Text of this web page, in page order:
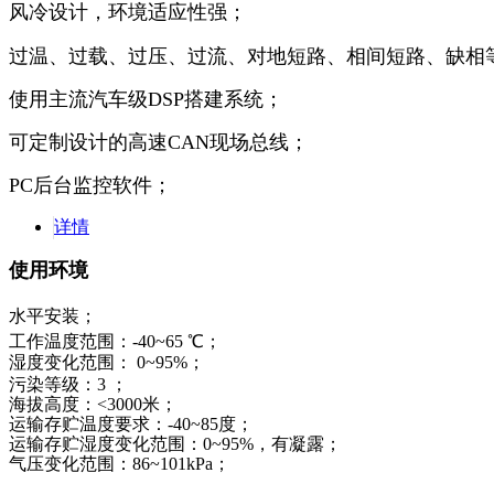
风冷设计，环境适应性强；
过温、过载、过压、过流、对地短路、相间短路、缺相
使用主流汽车级DSP搭建系统；
可定制设计的高速CAN现场总线；
PC后台监控软件；
详情
使用环境
水平安装；
工作温度范围：-40~65 ℃；
湿度变化范围： 0~95%；
污染等级：3 ；
海拔高度：<3000米；
运输存贮温度要求：-40~85度；
运输存贮湿度变化范围：0~95%，有凝露；
气压变化范围：86~101kPa；